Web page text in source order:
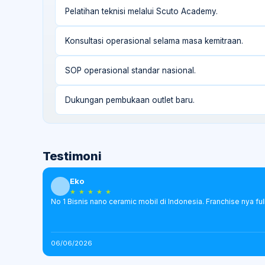
Pelatihan teknisi melalui Scuto Academy.
Konsultasi operasional selama masa kemitraan.
SOP operasional standar nasional.
Dukungan pembukaan outlet baru.
Testimoni
Eko
★ ★ ★ ★ ★
No 1 Bisnis nano ceramic mobil di Indonesia. Franchise nya
06/06/2026